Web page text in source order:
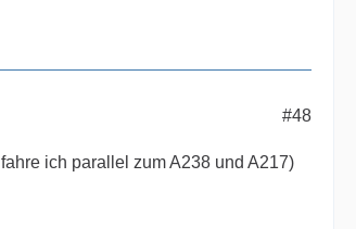
#48
ich parallel zum A238 und A217)